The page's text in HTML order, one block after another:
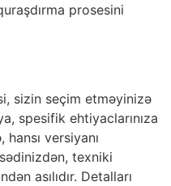
prosesini
sizin seçim etməyinizə
spesifik ehtiyaclarınıza
versiyanı
texniki
asılıdır. Detalları